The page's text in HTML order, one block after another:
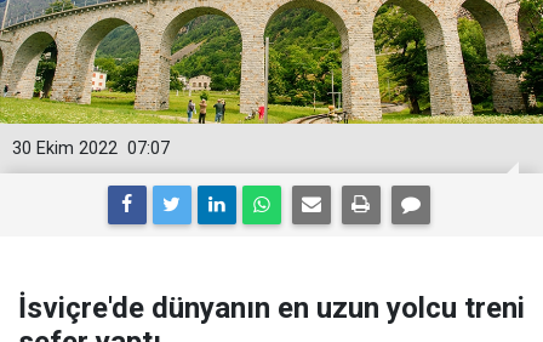
07:07
30 Ekim 2022
İsviçre'de dünyanın en uzun yolcu treni